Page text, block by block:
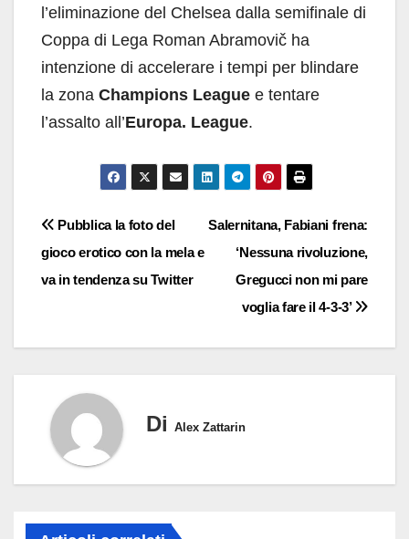
l’eliminazione del Chelsea dalla semifinale di
Coppa di Lega Roman Abramovič ha
intenzione di accelerare i tempi per blindare
la zona Champions League e tentare
l’assalto all’Europa. League.
Navigazione
articoli
Salernitana, Fabiani frena:
‘Nessuna rivoluzione,
Gregucci non mi pare
voglia fare il 4-3-3’
Pubblica la foto del
gioco erotico con la mela e
va in tendenza su Twitter
Di Alex Zattarin